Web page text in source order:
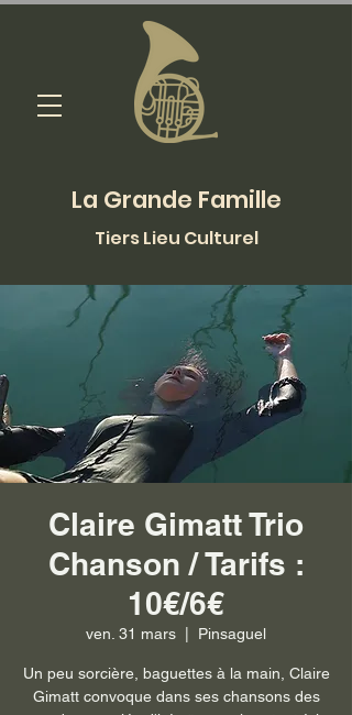
La Grande Famille
Tiers Lieu Culturel
Claire Gimatt Trio
Chanson / Tarifs :
10€/6€
ven. 31 mars Pinsaguel
Un peu sorcière, baguettes à la main, Claire
Gimatt convoque dans ses chansons des